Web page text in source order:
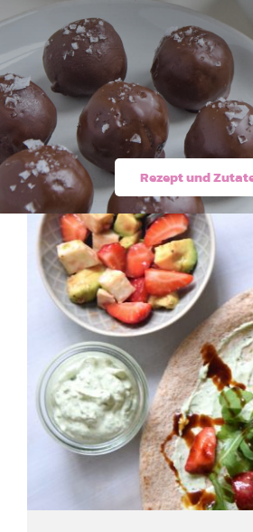
Rezept und
Wrap mit
Mozzarella-
Salat
Snacks, Dips &